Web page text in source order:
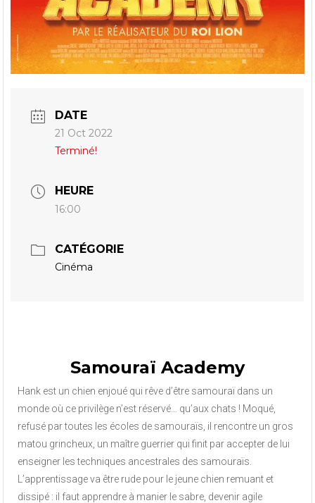
DATE
21 Oct 2022
Terminé!
HEURE
16:00
CATÉGORIE
Cinéma
Samouraï Academy
Hank est un chien enjoué qui rêve d’être samouraï dans un
monde où ce privilège n’est réservé… qu’aux chats ! Moqué,
refusé par toutes les écoles de samouraïs, il rencontre un gros
matou grincheux, un maître guerrier qui finit par accepter de lui
enseigner les techniques ancestrales des samouraïs.
L’apprentissage va être rude pour le jeune chien remuant et
dissipé : il faut apprendre à manier le sabre, devenir agile